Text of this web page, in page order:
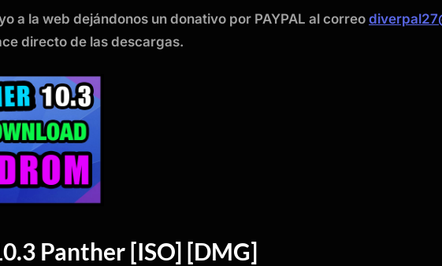
a la web dejándonos un donativo por PAYPAL al correo
directo de las descargas.
Panther [ISO] [DMG]